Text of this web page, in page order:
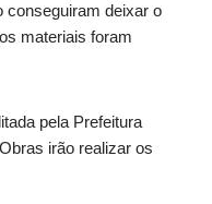
conseguiram deixar o
materiais foram
pela Prefeitura
irão realizar os